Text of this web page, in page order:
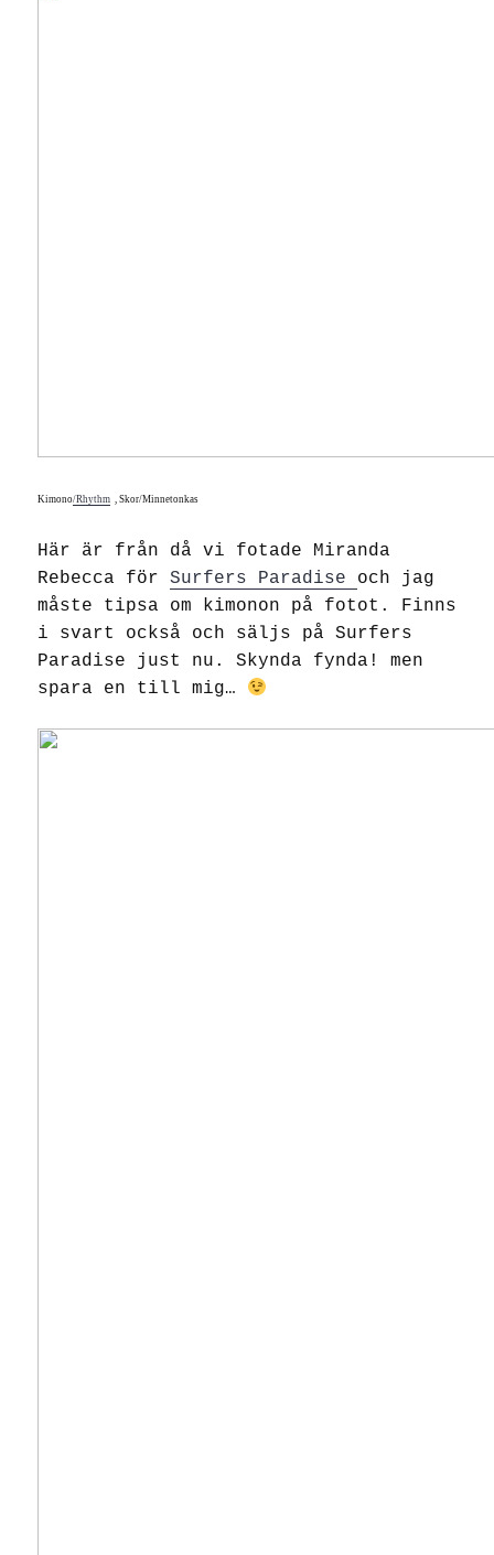
Kimono/Rhythm , Skor/Minnetonkas
Här är från då vi fotade Miranda
Rebecca för Surfers Paradise och jag
måste tipsa om kimonon på fotot. Finns
i svart också och säljs på Surfers
Paradise just nu. Skynda fynda! men
spara en till mig…